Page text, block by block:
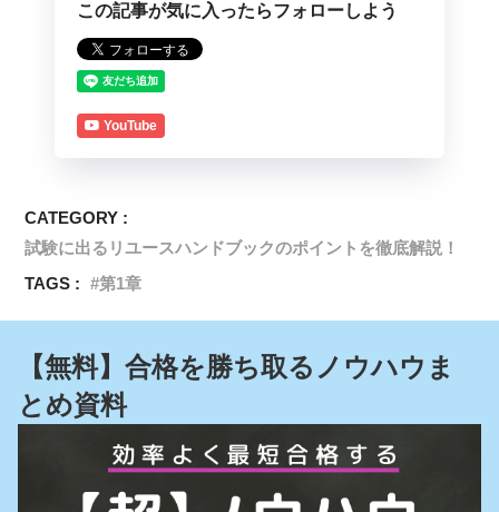
この記事が気に入ったらフォローしよう
YouTube
CATEGORY :
試験に出るリユースハンドブックのポイントを徹底解説！
TAGS :
第1章
【無料】合格を勝ち取るノウハウま
とめ資料